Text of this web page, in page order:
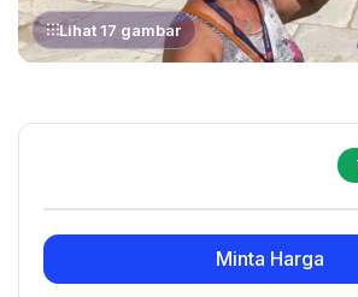
Lihat 17 gambar
Minta Harga